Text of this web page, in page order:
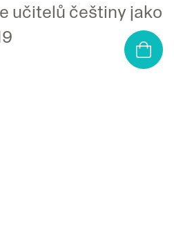
učitelů češtiny jako